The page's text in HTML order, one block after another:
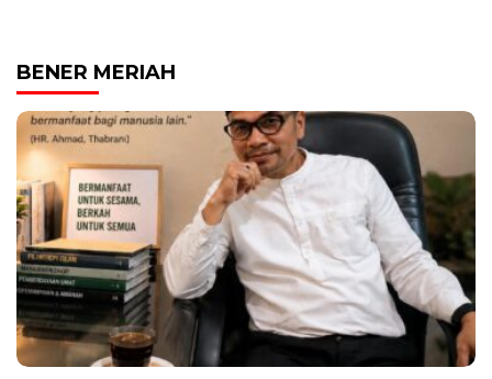
BENER MERIAH